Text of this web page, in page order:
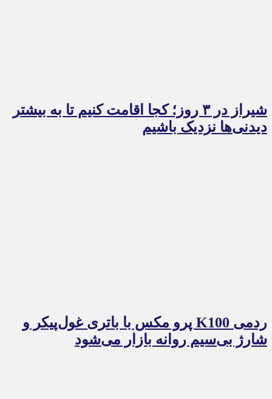
شیراز در ۳ روز؛ کجا اقامت کنیم تا به بیشتر
دیدنی‌ها نزدیک باشیم
ردمی K100 پرو مکس با باتری غول‌پیکر و
شارژ بی‌سیم روانه بازار می‌شود